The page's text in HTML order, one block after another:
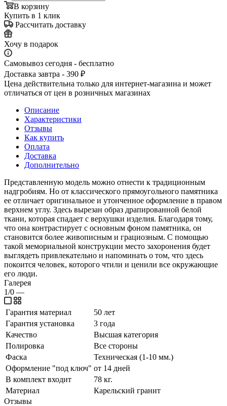
В корзину
Купить в 1 клик
Рассчитать доставку
Хочу в подарок
Самовывоз сегодня - бесплатно
Доставка завтра - 390 ₽
Цена действительна только для интернет-магазина и может
отличаться от цен в розничных магазинах
Описание
Характеристики
Отзывы
Как купить
Оплата
Доставка
Дополнительно
Представленную модель можно отнести к традиционным
надгробиям. Но от классического прямоугольного памятника
ее отличает оригинальное и утонченное оформление в правом
верхнем углу. Здесь вырезан образ драпированной белой
ткани, которая спадает с верхушки изделия. Благодаря тому,
что она контрастирует с основным фоном памятника, он
становится более живописным и грациозным. С помощью
такой мемориальной конструкции место захоронения будет
выглядеть привлекательно и напоминать о том, что здесь
покоится человек, которого чтили и ценили все окружающие
его люди.
Галерея
1/0 —
Гарантия материал
50 лет
Гарантия установка
3 года
Качество
Высшая категория
Полировка
Все стороны
Фаска
Техническая (1-10 мм.)
Оформление "под ключ" от 14 дней
В комплект входит
78 кг.
Материал
Карельский гранит
Отзывы